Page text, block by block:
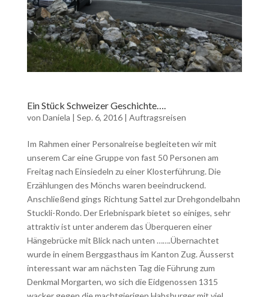
Ein Stück Schweizer Geschichte….
von Daniela | Sep. 6, 2016| Auftragsreisen
Im Rahmen einer Personalreise begleiteten wir mit
unserem Car eine Gruppe von fast 50 Personen am
Freitag nach Einsiedeln zu einer Klosterführung. Die
Erzählungen des Mönchs waren beeindruckend.
Anschließend gings Richtung Sattel zur Drehgondelbahn
Stuckli-Rondo. Der Erlebnispark bietet so einiges, sehr
attraktiv ist unter anderem das Überqueren einer
Hängebrücke mit Blick nach unten …….Übernachtet
wurde in einem Berggasthaus im Kanton Zug. Äusserst
interessant war am nächsten Tag die Führung zum
Denkmal Morgarten, wo sich die Eidgenossen 1315